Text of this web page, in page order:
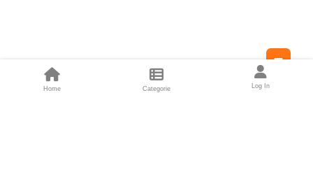
Home Categorie Log In